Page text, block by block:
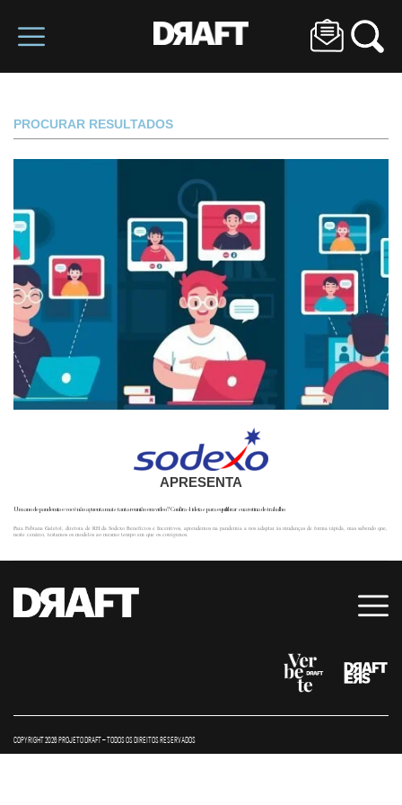
PROCURAR RESULTADOS
APRESENTA
Um ano de pandemia e você não aguenta mais tanta reunião em vídeo? Confira 4 ideias para equilibrar sua rotina de trabalho
Para Fabiana Galetol, diretora de RH da Sodexo Benefícios e Incentivos, aprendemos na pandemia a nos adaptar às mudanças de forma rápida, mas sabendo que,
neste cenário, testamos os modelos ao mesmo tempo em que os corrigimos.
COPYRIGHT 2026 PROJETO DRAFT – TODOS OS DIREITOS RESERVADOS